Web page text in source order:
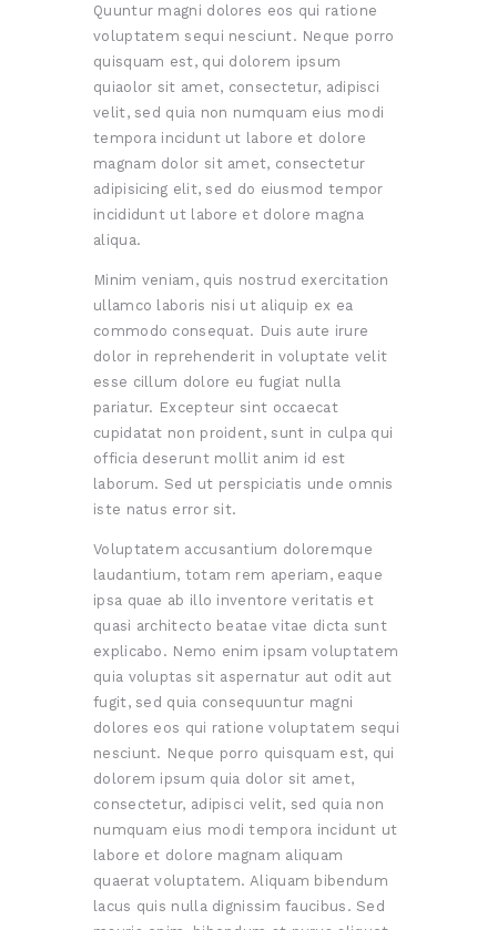
Quuntur magni dolores eos qui ratione
voluptatem sequi nesciunt. Neque porro
quisquam est, qui dolorem ipsum
quiaolor sit amet, consectetur, adipisci
velit, sed quia non numquam eius modi
tempora incidunt ut labore et dolore
magnam dolor sit amet, consectetur
adipisicing elit, sed do eiusmod tempor
incididunt ut labore et dolore magna
aliqua.
Minim veniam, quis nostrud exercitation
ullamco laboris nisi ut aliquip ex ea
commodo consequat. Duis aute irure
dolor in reprehenderit in voluptate velit
esse cillum dolore eu fugiat nulla
pariatur. Excepteur sint occaecat
cupidatat non proident, sunt in culpa qui
officia deserunt mollit anim id est
laborum. Sed ut perspiciatis unde omnis
iste natus error sit.
Voluptatem accusantium doloremque
laudantium, totam rem aperiam, eaque
ipsa quae ab illo inventore veritatis et
quasi architecto beatae vitae dicta sunt
explicabo. Nemo enim ipsam voluptatem
quia voluptas sit aspernatur aut odit aut
fugit, sed quia consequuntur magni
dolores eos qui ratione voluptatem sequi
nesciunt. Neque porro quisquam est, qui
dolorem ipsum quia dolor sit amet,
consectetur, adipisci velit, sed quia non
numquam eius modi tempora incidunt ut
labore et dolore magnam aliquam
quaerat voluptatem. Aliquam bibendum
lacus quis nulla dignissim faucibus. Sed